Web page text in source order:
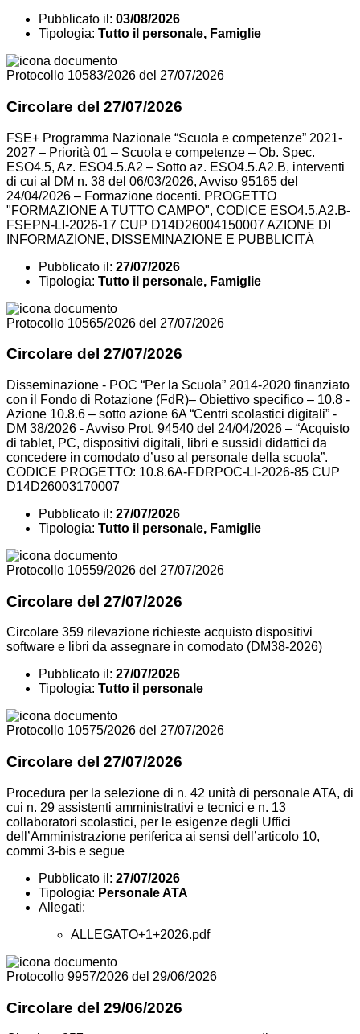
Pubblicato il: 03/08/2026
Tipologia: Tutto il personale, Famiglie
Protocollo 10583/2026 del 27/07/2026
Circolare del 27/07/2026
FSE+ Programma Nazionale “Scuola e competenze” 2021-
2027 – Priorità 01 – Scuola e competenze – Ob. Spec.
ESO4.5, Az. ESO4.5.A2 – Sotto az. ESO4.5.A2.B, interventi
di cui al DM n. 38 del 06/03/2026, Avviso 95165 del
24/04/2026 – Formazione docenti. PROGETTO
"FORMAZIONE A TUTTO CAMPO", CODICE ESO4.5.A2.B-
FSEPN-LI-2026-17 CUP D14D26004150007 AZIONE DI
INFORMAZIONE, DISSEMINAZIONE E PUBBLICITÀ
Pubblicato il: 27/07/2026
Tipologia: Tutto il personale, Famiglie
Protocollo 10565/2026 del 27/07/2026
Circolare del 27/07/2026
Disseminazione - POC “Per la Scuola” 2014-2020 finanziato
con il Fondo di Rotazione (FdR)– Obiettivo specifico – 10.8 -
Azione 10.8.6 – sotto azione 6A “Centri scolastici digitali” -
DM 38/2026 - Avviso Prot. 94540 del 24/04/2026 – “Acquisto
di tablet, PC, dispositivi digitali, libri e sussidi didattici da
concedere in comodato d’uso al personale della scuola”.
CODICE PROGETTO: 10.8.6A-FDRPOC-LI-2026-85 CUP
D14D26003170007
Pubblicato il: 27/07/2026
Tipologia: Tutto il personale, Famiglie
Protocollo 10559/2026 del 27/07/2026
Circolare del 27/07/2026
Circolare 359 rilevazione richieste acquisto dispositivi
software e libri da assegnare in comodato (DM38-2026)
Pubblicato il: 27/07/2026
Tipologia: Tutto il personale
Protocollo 10575/2026 del 27/07/2026
Circolare del 27/07/2026
Procedura per la selezione di n. 42 unità di personale ATA, di
cui n. 29 assistenti amministrativi e tecnici e n. 13
collaboratori scolastici, per le esigenze degli Uffici
dell’Amministrazione periferica ai sensi dell’articolo 10,
commi 3-bis e segue
Pubblicato il: 27/07/2026
Tipologia: Personale ATA
Allegati:
ALLEGATO+1+2026.pdf
Protocollo 9957/2026 del 29/06/2026
Circolare del 29/06/2026